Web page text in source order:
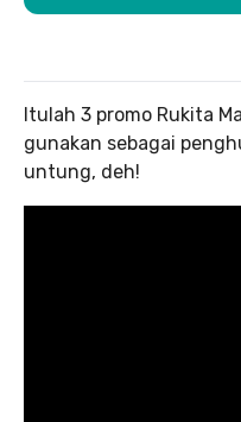
Itulah 3 promo Rukita
gunakan sebagai
untung, deh!